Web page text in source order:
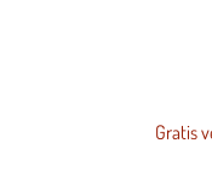
Gratis